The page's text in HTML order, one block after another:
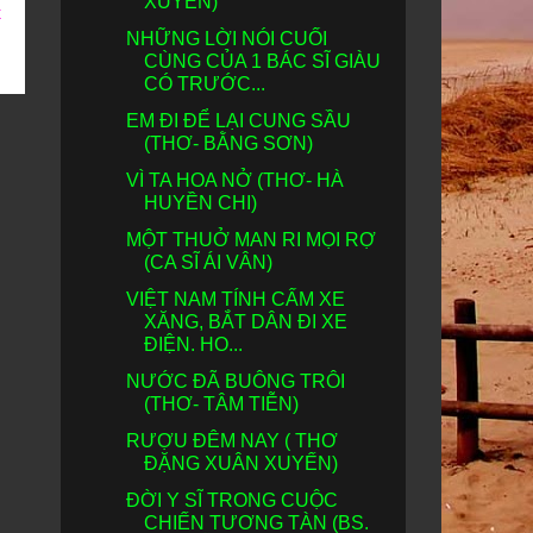
NHỮNG LỜI NÓI CUỐI
CÙNG CỦA 1 BÁC SĨ GIÀU
CÓ TRƯỚC...
EM ĐI ĐỂ LẠI CUNG SẦU
(THƠ- BẰNG SƠN)
VÌ TA HOA NỞ (THƠ- HÀ
HUYỀN CHI)
MỘT THUỞ MAN RI MỌI RỢ
(CA SĨ ÁI VÂN)
VIỆT NAM TÍNH CẤM XE
XĂNG, BẮT DÂN ĐI XE
ĐIỆN. HO...
NƯỚC ĐÃ BUÔNG TRÔI
(THƠ- TÂM TIỄN)
RƯỢU ĐÊM NAY ( THƠ
ĐẶNG XUÂN XUYẾN)
ĐỜI Y SĨ TRONG CUỘC
CHIẾN TƯƠNG TÀN (BS.